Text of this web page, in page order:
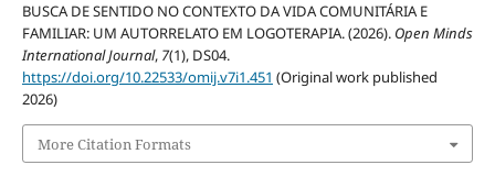
BUSCA DE SENTIDO NO CONTEXTO DA VIDA COMUNITÁRIA E
FAMILIAR: UM AUTORRELATO EM LOGOTERAPIA. (2026). Open Minds
International Journal, 7(1), DS04.
https://doi.org/10.22533/omij.v7i1.451 (Original work published
2026)
More Citation Formats